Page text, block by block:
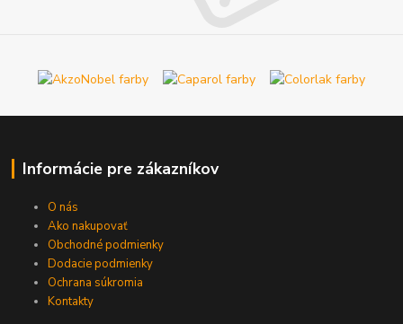
Informácie pre zákazníkov
O nás
Ako nakupovať
Obchodné podmienky
Dodacie podmienky
Ochrana súkromia
Kontakty